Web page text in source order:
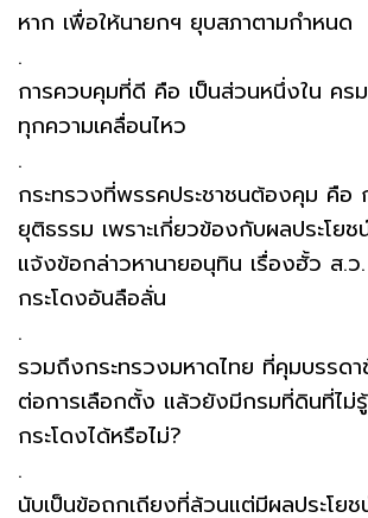
หาก เพื่อให้นายกฯ ยุบสภาตามกำหนด
.
การควบคุมที่ดี คือ เป็นส่วนหนึ่งใน ครม
ทุกความเคลื่อนไหว
.
กระทรวงที่พรรคประชาชนต้องคุม คือ
ยุติธรรม เพราะเกี่ยวข้องกับผลประโย
แจ้งข้อกล่าวหานายอนุทิน เรื่องฮั้ว ส.ว.
กระโดงอันลือลั่น
.
รวมถึงกระทรวงมหาดไทย ที่คุมบรรดา
ต่อการเลือกตั้ง แล้วยังมีกรมที่ดินที่ไม่รู้
กระโดงได้หรือไม่?
.
นับเป็นข้อถกเถียงที่ล้วนแต่มีผลประโย